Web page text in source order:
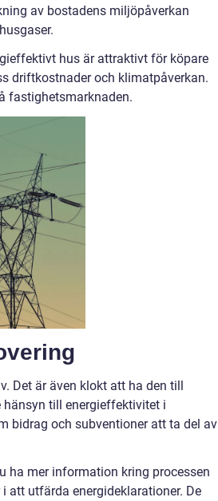
av bostadens miljöpåverkan
hus är attraktivt för köpare
driftkostnader och klimatpåverkan.
fastighetsmarknaden.
Det är även klokt att ha den till
hänsyn till energieffektivitet i
bidrag och subventioner att ta del av
ha mer information kring processen
att utfärda energideklarationer. De